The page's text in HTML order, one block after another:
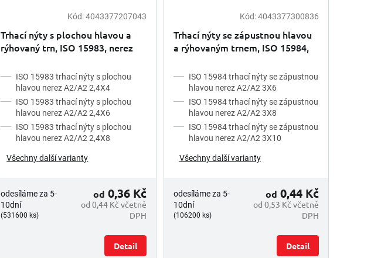
Kód:4043377207043
Trhací nýty s plochou hlavou a
rýhovaný trn, ISO 15983, nerez
ISO 15983 trhací nýty s plochou
hlavou nerez A2/A2 2,4X4
ISO 15983 trhací nýty s plochou
hlavou nerez A2/A2 2,4X6
ISO 15983 trhací nýty s plochou
hlavou nerez A2/A2 2,4X8
Všechny další varianty
odesíláme za 5-
10dní
(531600 ks)
od 0,44 Kč včetně
DPH
od 0,36 Kč
Detail
Kód:4043377300836
Trhací nýty se zápustnou hlavou
a rýhovaným trnem, ISO 15984,
ISO 15984 trhací nýty se zápustnou
hlavou nerez A2/A2 3X6
ISO 15984 trhací nýty se zápustnou
hlavou nerez A2/A2 3X8
ISO 15984 trhací nýty se zápustnou
hlavou nerez A2/A2 3X10
Všechny další varianty
odesíláme za 5-
10dní
(106200 ks)
od 0,53 Kč včetně
DPH
od 0,44 Kč
Detail